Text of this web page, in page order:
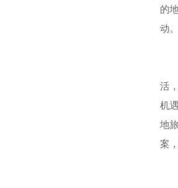
的
动
活
机
地
案